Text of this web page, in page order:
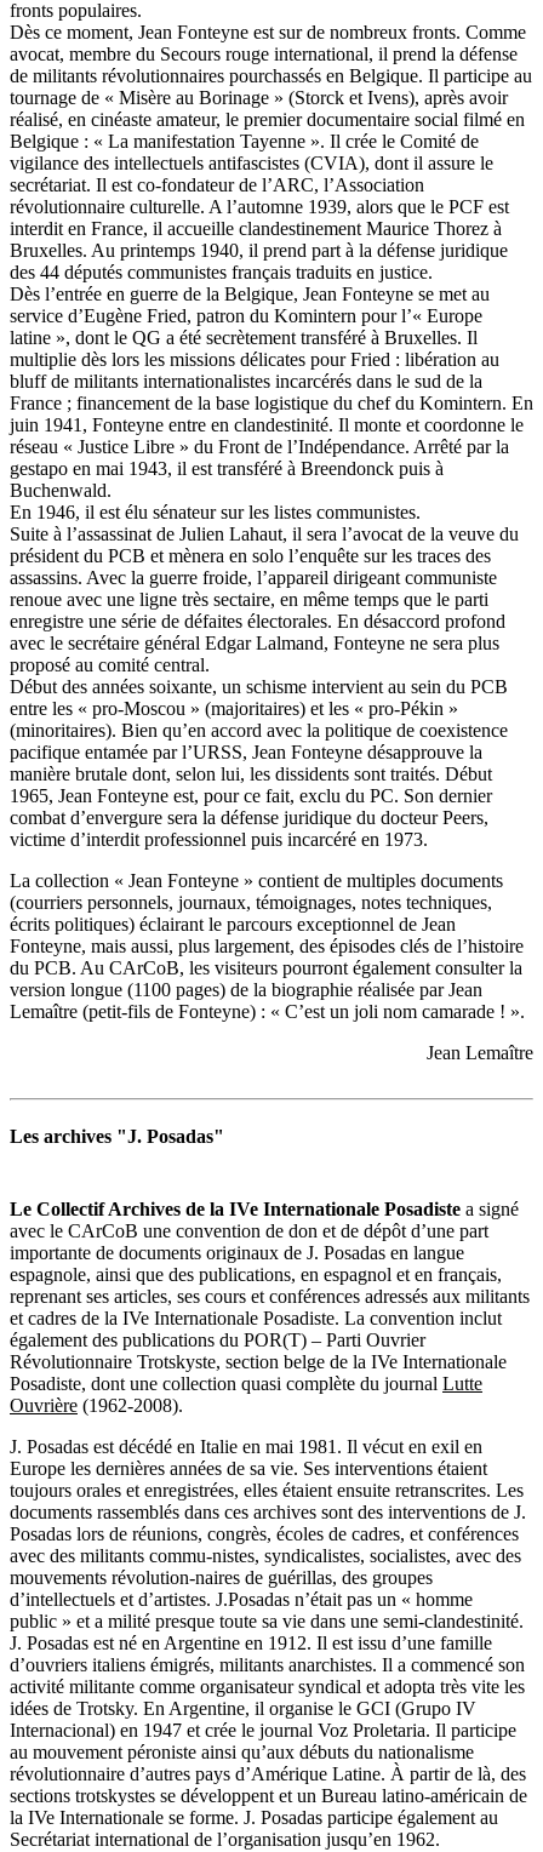
fronts populaires.
Dès ce moment, Jean Fonteyne est sur de nombreux fronts. Comme
avocat, membre du Secours rouge international, il prend la défense
de militants révolutionnaires pourchassés en Belgique. Il participe au
tournage de « Misère au Borinage » (Storck et Ivens), après avoir
réalisé, en cinéaste amateur, le premier documentaire social filmé en
Belgique : « La manifestation Tayenne ». Il crée le Comité de
vigilance des intellectuels antifascistes (CVIA), dont il assure le
secrétariat. Il est co-fondateur de l’ARC, l’Association
révolutionnaire culturelle. A l’automne 1939, alors que le PCF est
interdit en France, il accueille clandestinement Maurice Thorez à
Bruxelles. Au printemps 1940, il prend part à la défense juridique
des 44 députés communistes français traduits en justice.
Dès l’entrée en guerre de la Belgique, Jean Fonteyne se met au
service d’Eugène Fried, patron du Komintern pour l’« Europe
latine », dont le QG a été secrètement transféré à Bruxelles. Il
multiplie dès lors les missions délicates pour Fried : libération au
bluff de militants internationalistes incarcérés dans le sud de la
France ; financement de la base logistique du chef du Komintern. En
juin 1941, Fonteyne entre en clandestinité. Il monte et coordonne le
réseau « Justice Libre » du Front de l’Indépendance. Arrêté par la
gestapo en mai 1943, il est transféré à Breendonck puis à
Buchenwald.
En 1946, il est élu sénateur sur les listes communistes.
Suite à l’assassinat de Julien Lahaut, il sera l’avocat de la veuve du
président du PCB et mènera en solo l’enquête sur les traces des
assassins. Avec la guerre froide, l’appareil dirigeant communiste
renoue avec une ligne très sectaire, en même temps que le parti
enregistre une série de défaites électorales. En désaccord profond
avec le secrétaire général Edgar Lalmand, Fonteyne ne sera plus
proposé au comité central.
Début des années soixante, un schisme intervient au sein du PCB
entre les « pro-Moscou » (majoritaires) et les « pro-Pékin »
(minoritaires). Bien qu’en accord avec la politique de coexistence
pacifique entamée par l’URSS, Jean Fonteyne désapprouve la
manière brutale dont, selon lui, les dissidents sont traités. Début
1965, Jean Fonteyne est, pour ce fait, exclu du PC. Son dernier
combat d’envergure sera la défense juridique du docteur Peers,
victime d’interdit professionnel puis incarcéré en 1973.
La collection « Jean Fonteyne » contient de multiples documents
(courriers personnels, journaux, témoignages, notes techniques,
écrits politiques) éclairant le parcours exceptionnel de Jean
Fonteyne, mais aussi, plus largement, des épisodes clés de l’histoire
du PCB. Au CArCoB, les visiteurs pourront également consulter la
version longue (1100 pages) de la biographie réalisée par Jean
Lemaître (petit-fils de Fonteyne) : « C’est un joli nom camarade ! ».
Jean Lemaître
Les archives "J. Posadas"
Le Collectif Archives de la IVe Internationale Posadiste a signé
avec le CArCoB une convention de don et de dépôt d’une part
importante de documents originaux de J. Posadas en langue
espagnole, ainsi que des publications, en espagnol et en français,
reprenant ses articles, ses cours et conférences adressés aux militants
et cadres de la IVe Internationale Posadiste. La convention inclut
également des publications du POR(T) – Parti Ouvrier
Révolutionnaire Trotskyste, section belge de la IVe Internationale
Posadiste, dont une collection quasi complète du journal Lutte
Ouvrière (1962-2008).
J. Posadas est décédé en Italie en mai 1981. Il vécut en exil en
Europe les dernières années de sa vie. Ses interventions étaient
toujours orales et enregistrées, elles étaient ensuite retranscrites. Les
documents rassemblés dans ces archives sont des interventions de J.
Posadas lors de réunions, congrès, écoles de cadres, et conférences
avec des militants commu-nistes, syndicalistes, socialistes, avec des
mouvements révolution-naires de guérillas, des groupes
d’intellectuels et d’artistes. J.Posadas n’était pas un « homme
public » et a milité presque toute sa vie dans une semi-clandestinité.
J. Posadas est né en Argentine en 1912. Il est issu d’une famille
d’ouvriers italiens émigrés, militants anarchistes. Il a commencé son
activité militante comme organisateur syndical et adopta très vite les
idées de Trotsky. En Argentine, il organise le GCI (Grupo IV
Internacional) en 1947 et crée le journal Voz Proletaria. Il participe
au mouvement péroniste ainsi qu’aux débuts du nationalisme
révolutionnaire d’autres pays d’Amérique Latine. À partir de là, des
sections trotskystes se développent et un Bureau latino-américain de
la IVe Internationale se forme. J. Posadas participe également au
Secrétariat international de l’organisation jusqu’en 1962.